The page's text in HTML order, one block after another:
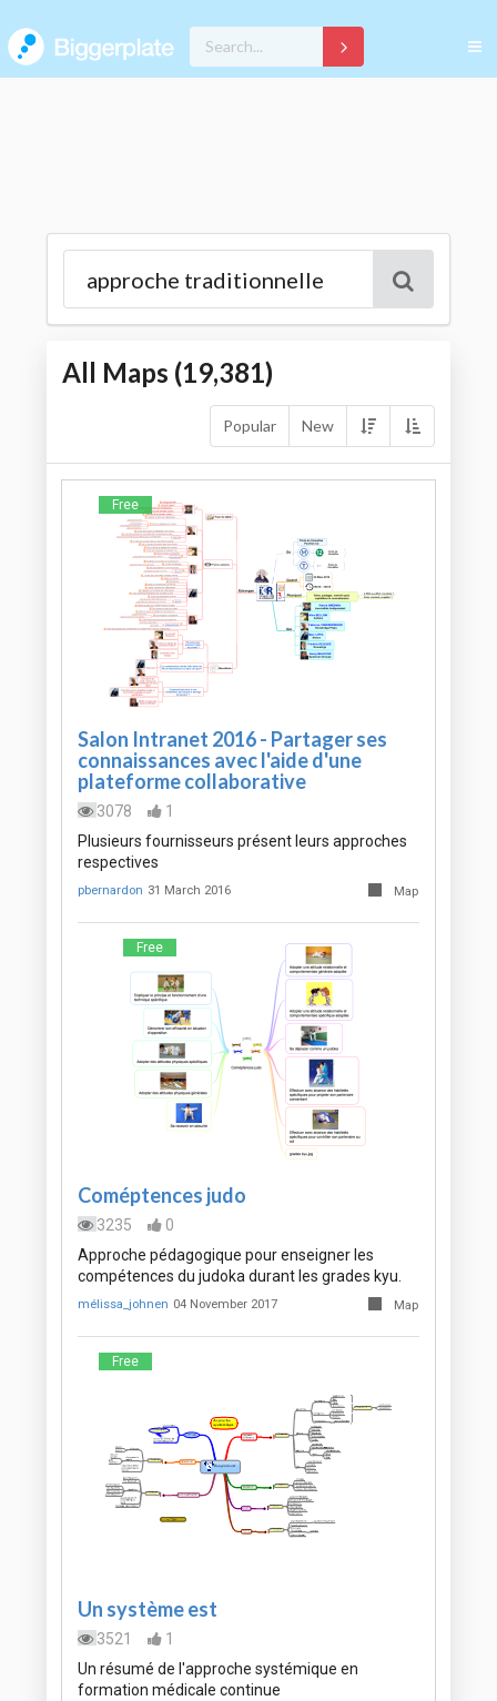
All Maps (19,381)
Popular New
Free
Salon Intranet 2016 - Partager ses
connaissances avec l'aide d'une
plateforme collaborative
3078
1
Plusieurs fournisseurs présent leurs approches
respectives
pbernardon 31 March 2016 Map
Free
Coméptences judo
3235
0
Approche pédagogique pour enseigner les
compétences du judoka durant les grades kyu.
mélissa_johnen 04 November 2017 Map
Free
Un système est
3521
1
Un résumé de l'approche systémique en
formation médicale continue